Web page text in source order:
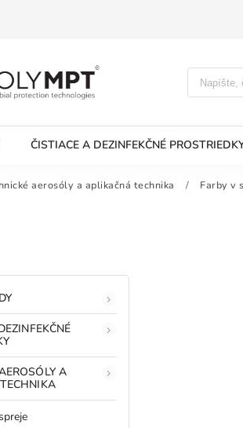
ČISTIACE A DEZINFEKČNÉ
aerosóly a aplikačná technika / Farby v
A